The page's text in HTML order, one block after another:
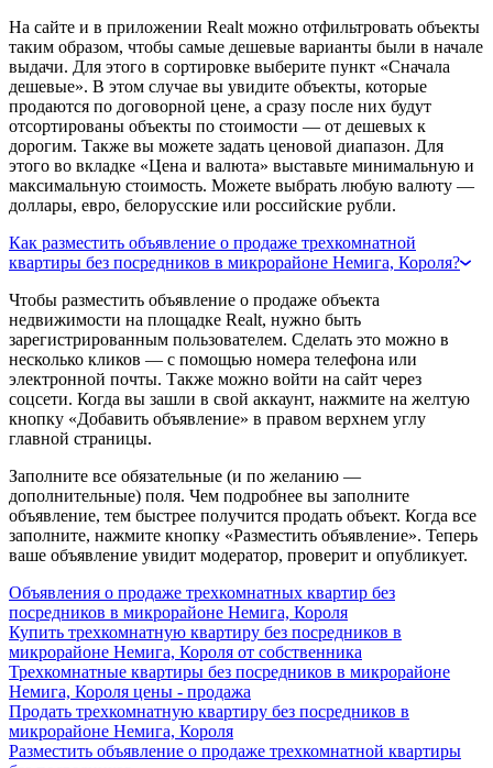
На сайте и в приложении Realt можно отфильтровать объекты
таким образом, чтобы самые дешевые варианты были в начале
выдачи. Для этого в сортировке выберите пункт «Сначала
дешевые». В этом случае вы увидите объекты, которые
продаются по договорной цене, а сразу после них будут
отсортированы объекты по стоимости — от дешевых к
дорогим. Также вы можете задать ценовой диапазон. Для
этого во вкладке «Цена и валюта» выставьте минимальную и
максимальную стоимость. Можете выбрать любую валюту —
доллары, евро, белорусские или российские рубли.
Как разместить объявление о продаже трехкомнатной
квартиры без посредников в микрорайоне Немига, Короля?
Чтобы разместить объявление о продаже объекта
недвижимости на площадке Realt, нужно быть
зарегистрированным пользователем. Сделать это можно в
несколько кликов — с помощью номера телефона или
электронной почты. Также можно войти на сайт через
соцсети. Когда вы зашли в свой аккаунт, нажмите на желтую
кнопку «Добавить объявление» в правом верхнем углу
главной страницы.
Заполните все обязательные (и по желанию —
дополнительные) поля. Чем подробнее вы заполните
объявление, тем быстрее получится продать объект. Когда все
заполните, нажмите кнопку «Разместить объявление». Теперь
ваше объявление увидит модератор, проверит и опубликует.
Объявления о продаже трехкомнатных квартир без
посредников в микрорайоне Немига, Короля
Купить трехкомнатную квартиру без посредников в
микрорайоне Немига, Короля от собственника
Трехкомнатные квартиры без посредников в микрорайоне
Немига, Короля цены - продажа
Продать трехкомнатную квартиру без посредников в
микрорайоне Немига, Короля
Разместить объявление о продаже трехкомнатной квартиры